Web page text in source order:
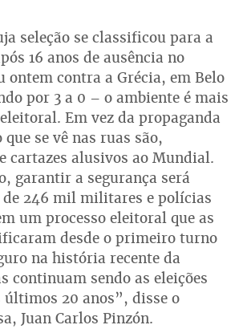
seleção se classificou para a
16 anos de ausência no
ontem contra a Grécia, em Belo
por 3 a 0 – o ambiente é mais
Em vez da propaganda
se vê nas ruas são,
cartazes alusivos ao Mundial.
garantir a segurança será
246 mil militares e polícias
um processo eleitoral que as
desde o primeiro turno
na história recente da
continuam sendo as eleições
últimos 20 anos”, disse o
Juan Carlos Pinzón.